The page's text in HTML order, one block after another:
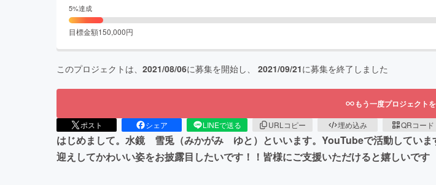
5%達成
目標金額150,000円
このプロジェクトは、 2021/08/06に募集を開始し、 2021/09/21に募集を終了しました
もう一度プロジェクト
ポスト シェア LINEで送る URLコピー 埋め込み QRコード
はじめまして。水鏡 雪兎（みかがみ ゆと）といいます。YouTubeで活動していま
迎えしてかわいい姿をお披露目したいです！！皆様にご支援いただけると嬉しいです